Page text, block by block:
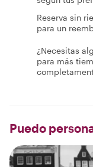
Reserva sin
para un
¿Necesitas
para más
Puedo